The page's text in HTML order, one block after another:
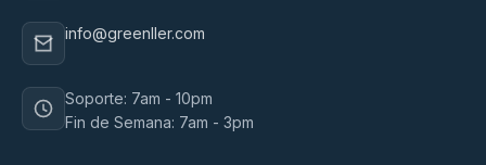
info@greenller.com
Soporte: 7am - 10pm
Fin de Semana: 7am - 3pm